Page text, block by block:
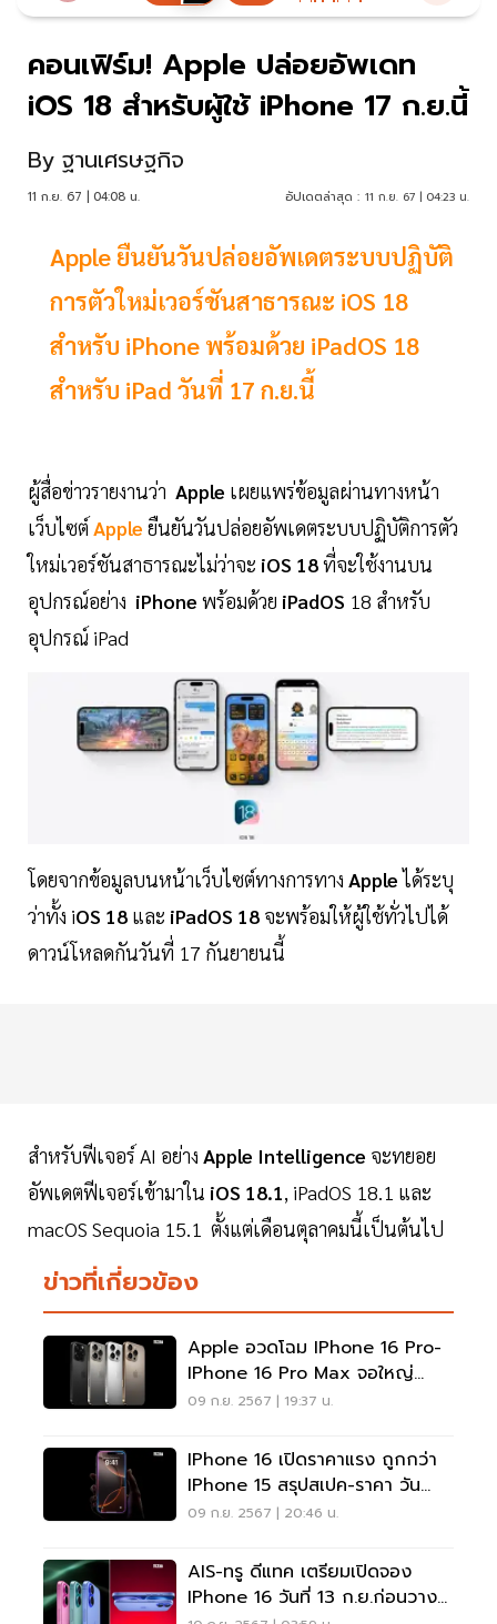
คอนเฟิร์ม! Apple ปล่อยอัพเดท
iOS 18 สำหรับผู้ใช้ iPhone 17 ก.ย.นี้
By ฐานเศรษฐกิจ
11 ก.ย. 67 | 04:08 น. อัปเดตล่าสุด : 11 ก.ย. 67 | 04:23 น.
Apple ยืนยันวันปล่อยอัพเดตระบบปฏิบัติ
การตัวใหม่เวอร์ชันสาธารณะ iOS 18
สำหรับ iPhone พร้อมด้วย iPadOS 18
สำหรับ iPad วันที่ 17 ก.ย.นี้
ผู้สื่อข่าวรายงานว่า Apple เผยแพร่ข้อมูลผ่านทางหน้า
เว็บไซต์ Apple ยืนยันวันปล่อยอัพเดตระบบปฏิบัติการตัว
ใหม่เวอร์ชันสาธารณะไม่ว่าจะ iOS 18ที่จะใช้งานบน
อุปกรณ์อย่าง iPhone พร้อมด้วย iPadOS 18 สำหรับ
อุปกรณ์ iPad
โดยจากข้อมูลบนหน้าเว็บไซต์ทางการทาง Appleได้ระบุ
ว่าทั้ง iOS 18 และ iPadOS 18 จะพร้อมให้ผู้ใช้ทั่วไปได้
ดาวน์โหลดกันวันที่ 17 กันยายนนี้
สำหรับฟีเจอร์ AI อย่าง Apple Intelligence จะทยอย
อัพเดตฟีเจอร์เข้ามาใน iOS 18.1, iPadOS 18.1 และ
macOS Sequoia 15.1 ตั้งแต่เดือนตุลาคมนี้เป็นต้นไป
ข่าวที่เกี่ยวข้อง
Apple อวดโฉม IPhone 16 Pro-
IPhone 16 Pro Max จอใหญ่
พลังชิป A18 Pro
09 ก.ย. 2567 | 19:37 น.
IPhone 16 เปิดราคาแรง ถูกกว่า
IPhone 15 สรุปสเปค-ราคา วัน
จำหน่ายไว้ที่เดียว
09 ก.ย. 2567 | 20:46 น.
AIS-ทรู ดีแทค เตรียมเปิดจอง
IPhone 16 วันที่ 13 ก.ย.ก่อนวาง